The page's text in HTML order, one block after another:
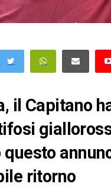
il Capitano
ritorno